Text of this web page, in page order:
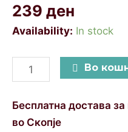
239 ден
Availability: In stock
Во
Бесплатна достава
во Скопје